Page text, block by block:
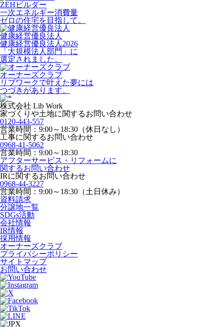
ZEHビルダー
一次エネルギー消費量
ゼロの住宅を目指して。
健康経営優良法人
健康経営優良法人2026
「大規模法人部門」に
選定されました。
オーナーズクラブ
リブワークで叶えた夢には
つづきがあります。
株式会社 Lib Work
家づくりや土地に関するお問い合わせ
0120-443-557
営業時間：9:00～18:30（休日なし）
工事に関するお問い合わせ
0968-41-5062
営業時間：9:00～18:30
アフターサービス・リフォームに
関するお問い合わせ
IRに関するお問い合わせ
0968-44-3227
営業時間：9:00～18:30（土日休み）
資料請求
分譲地一覧
SDGs活動
会社情報
IR情報
採用情報
オーナーズクラブ
プライバシーポリシー
サイトマップ
お問い合わせ